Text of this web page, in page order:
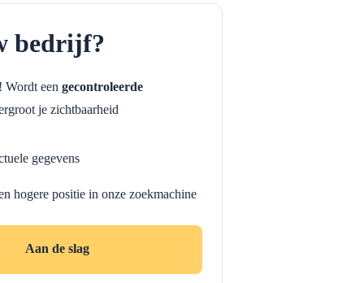
bedrijf?
een gecontroleerde
je zichtbaarheid
gegevens
hogere positie in onze zoekmachine
Aan de slag